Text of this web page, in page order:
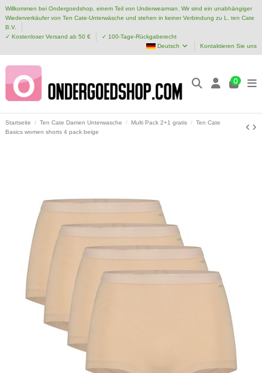
Willkommen bei Ondergoedshop, einem Teil von Underwearman. Wir sind ein unabhängiger
Wiederverkäufer von Ten Cate-Unterwäsche und stehen in keiner Verbindung zu L. ten Cate
B.V.
✓ Kostenloser Versand ab 50 €
✓ 100-Tage-Rückgaberecht
Deutsch
Kontaktieren Sie uns
0
Startseite Ten Cate Damen Unterwasche Multi Pack 2+1 gratis
Ten Cate
Basics women shorts 4 pack beige